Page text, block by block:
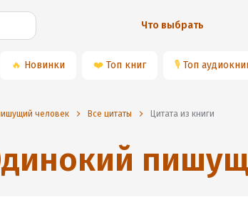
Что выбрать
🔥 Новинки ❤️ Топ книг 🎙 Топ
человек Все цитаты Цитата из книги